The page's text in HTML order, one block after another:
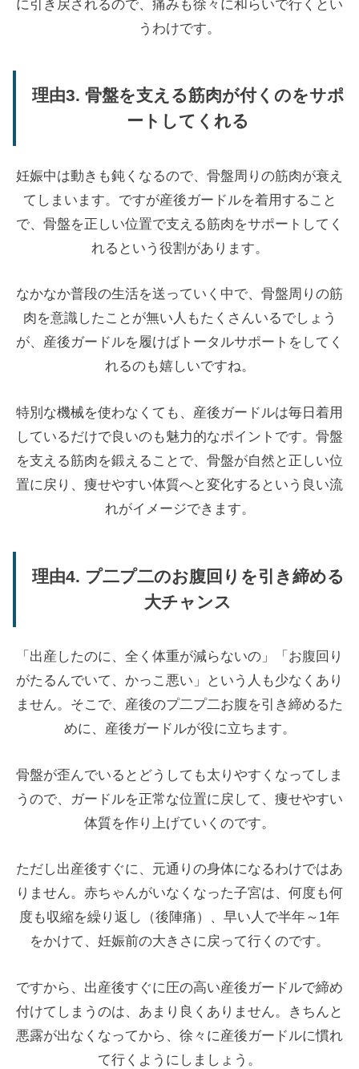
に引き戻されるので、痛みも徐々に和らいで行くとい
うわけです。
理由3. 骨盤を支える筋肉が付くのをサポ
ートしてくれる
妊娠中は動きも鈍くなるので、骨盤周りの筋肉が衰え
てしまいます。ですが産後ガードルを着用すること
で、骨盤を正しい位置で支える筋肉をサポートしてく
れるという役割があります。
なかなか普段の生活を送っていく中で、骨盤周りの筋
肉を意識したことが無い人もたくさんいるでしょう
が、産後ガードルを履けばトータルサポートをしてく
れるのも嬉しいですね。
特別な機械を使わなくても、産後ガードルは毎日着用
しているだけで良いのも魅力的なポイントです。骨盤
を支える筋肉を鍛えることで、骨盤が自然と正しい位
置に戻り、痩せやすい体質へと変化するという良い流
れがイメージできます。
理由4. プ二プ二のお腹回りを引き締める
大チャンス
「出産したのに、全く体重が減らないの」「お腹回り
がたるんでいて、かっこ悪い」という人も少なくあり
ません。そこで、産後のプ二プ二お腹を引き締めるた
めに、産後ガードルが役に立ちます。
骨盤が歪んでいるとどうしても太りやすくなってしま
うので、ガードルを正常な位置に戻して、痩せやすい
体質を作り上げていくのです。
ただし出産後すぐに、元通りの身体になるわけではあ
りません。赤ちゃんがいなくなった子宮は、何度も何
度も収縮を繰り返し（後陣痛）、早い人で半年～1年
をかけて、妊娠前の大きさに戻って行くのです。
ですから、出産後すぐに圧の高い産後ガードルで締め
付けてしまうのは、あまり良くありません。きちんと
悪露が出なくなってから、徐々に産後ガードルに慣れ
て行くようにしましょう。